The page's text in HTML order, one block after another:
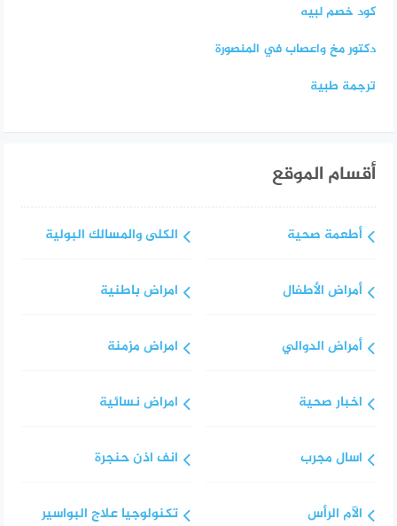
كود خصم لبيه
دكتور مخ واعصاب في المنصورة
ترجمة طبية
أقسام الموقع
أطعمة صحية
أمراض الأطفال
أمراض الدوالي
اخبار صحية
اسال مجرب
الآم الرأس
الكلى والمسالك البولية
امراض باطنية
امراض مزمنة
امراض نسائية
انف اذن حنجرة
تكنولوجيا علاج البواسير